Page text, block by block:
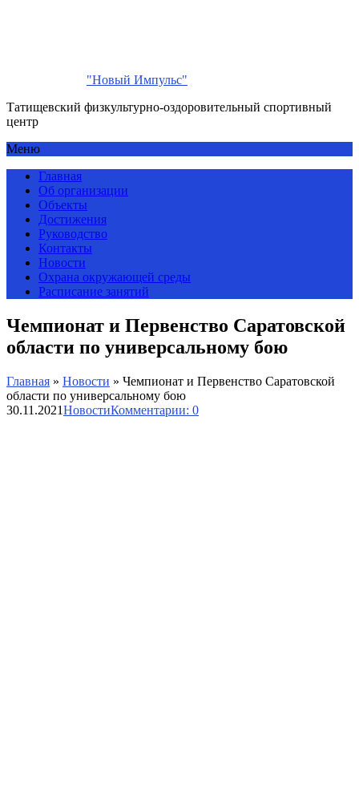
"Новый Импульс"
Татищевский физкультурно-оздоровительный спортивный
центр
Меню
Главная
Об организации
Объекты
Достижения
Руководство
Контакты
Новости
Охрана окружающей среды
Расписание занятий
Чемпионат и Первенство Саратовской
области по универсальному бою
Главная » Новости » Чемпионат и Первенство Саратовской
области по универсальному бою
30.11.2021НовостиКомментарии: 0